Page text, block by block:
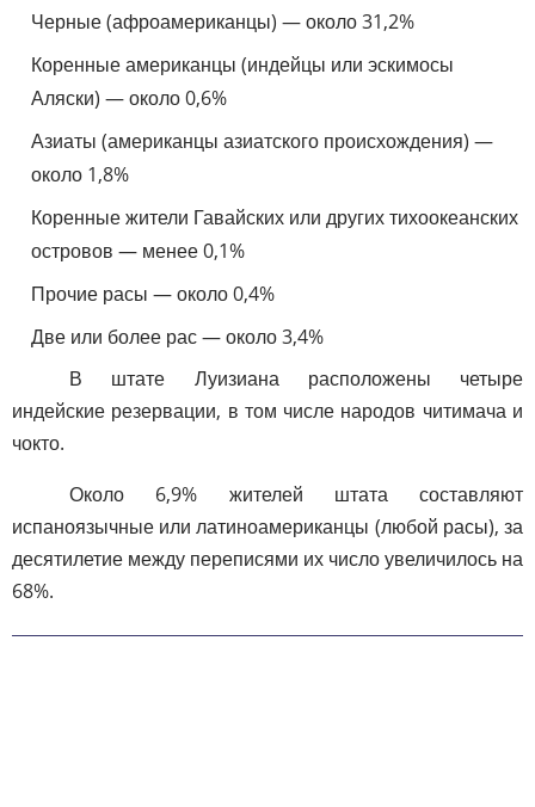
Черные (афроамериканцы) — около 31,2%
Коренные американцы (индейцы или эскимосы
Аляски) — около 0,6%
Азиаты (американцы азиатского происхождения) —
около 1,8%
Коренные жители Гавайских или других тихоокеанских
островов — менее 0,1%
Прочие расы — около 0,4%
Две или более рас — около 3,4%
В штате Луизиана расположены четыре
индейские резервации, в том числе народов читимача и
чокто.
Около 6,9% жителей штата составляют
испаноязычные или латиноамериканцы (любой расы), за
десятилетие между переписями их число увеличилось на
68%.